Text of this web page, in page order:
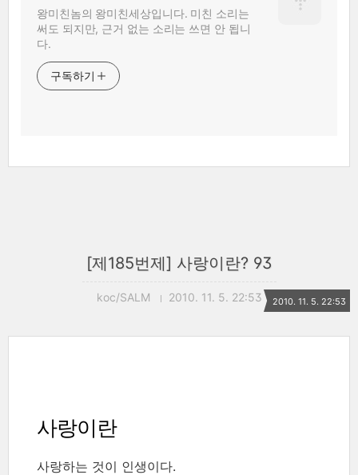
왕미친놈의 왕미친세상입니다. 미친 소리는
써도 되지만, 근거 없는 소리는 쓰면 안 됩니
다.
구독하기
[제185번제] 사랑이란? 93
koc/SALM 2010. 11. 5. 22:53 2010. 11. 5. 22:53
사랑이란
사랑하는 것이 인생이다.